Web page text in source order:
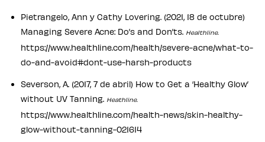
Pietrangelo, Ann y Cathy Lovering. (2021, 18 de octubre)
Managing Severe Acne: Do’s and Don’ts. Healthline.
https://www.healthline.com/health/severe-acne/what-to-
do-and-avoid#dont-use-harsh-products
Severson, A. (2017, 7 de abril) How to Get a ‘Healthy Glow’
without UV Tanning. Heathline.
https://www.healthline.com/health-news/skin-healthy-
glow-without-tanning-021614